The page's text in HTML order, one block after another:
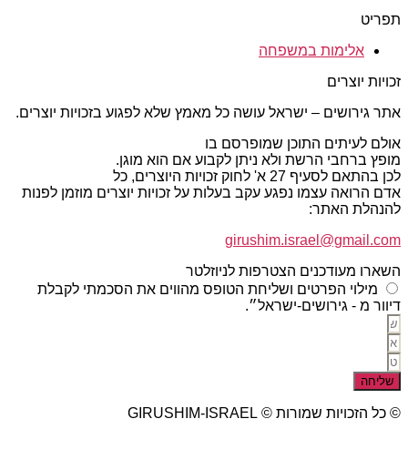
תפריט
אלימות במשפחה
זכויות יוצרים
אתר גירושים – ישראל עושה כל מאמץ שלא לפגוע בזכויות יוצרים.
אולם לעיתים התוכן שמופרסם בו
מופץ ברחבי הרשת ולא ניתן לקבוע אם הוא מוגן.
לכן בהתאם לסעיף 27 א' לחוק זכויות היוצרים, כל
אדם הרואה עצמו נפגע עקב בעלות על זכויות יוצרים מוזמן לפנות
להנהלת האתר:
girushim.israel@gmail.com
השארו מעודכנים הצטרפות לניוזלטר
מילוי הפרטים ושליחת הטופס מהווים את הסכמתי לקבלת
דיוור מ - גירושים-ישראל״.
שליחה
© כל הזכויות שמורות © GIRUSHIM-ISRAEL